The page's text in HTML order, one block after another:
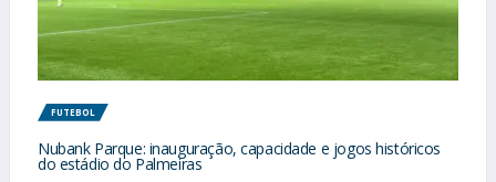
FUTEBOL
Nubank Parque: inauguração, capacidade e jogos históricos
do estádio do Palmeiras